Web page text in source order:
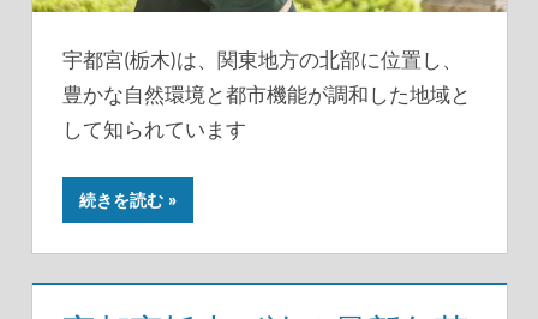
宇都宮(栃木)は、関東地方の北部に位置し、
豊かな自然環境と都市機能が調和した地域と
して知られています
続きを読む